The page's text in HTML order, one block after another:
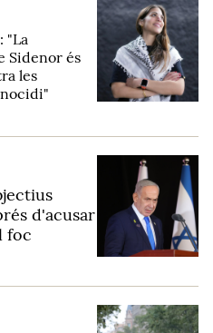
"La
Sidenor és
les
d'acusar
foc